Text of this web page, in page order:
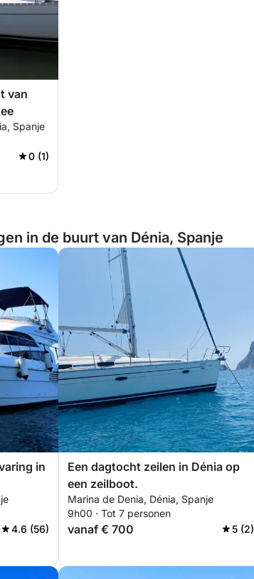
van
Spanje
0 (1)
in de buurt van Dénia, Spanje
in
4.6 (56)
Een dagtocht zeilen in Dénia op
een zeilboot.
Marina de Denia, Dénia, Spanje
9h00 · Tot 7 personen
vanaf € 700 5 (2)